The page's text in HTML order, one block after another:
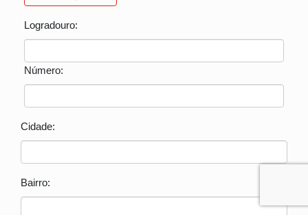
Logradouro:
Número:
Cidade:
Bairro: